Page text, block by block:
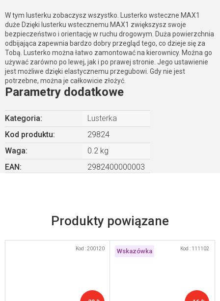
Produkty powiązane
Kod :200120 Wskazówka Kod : 111102
W tym lusterku zobaczysz wszystko. Lusterko wsteczne MAX1
duże Dzięki lusterku wstecznemu MAX1 zwiększysz swoje
bezpieczeństwo i orientację w ruchu drogowym. Duża powierzchnia
odbijająca zapewnia bardzo dobry przegląd tego, co dzieje się za
Tobą. Lusterko można łatwo zamontować na kierownicy. Można go
używać zarówno po lewej, jak i po prawej stronie. Jego ustawienie
jest możliwe dzięki elastycznemu przegubowi. Gdy nie jest
potrzebne, można je całkowicie złożyć.
Parametry dodatkowe
Kategoria:
Lusterka
Kod produktu:
29824
Waga:
0.2 kg
EAN: 2982400000003